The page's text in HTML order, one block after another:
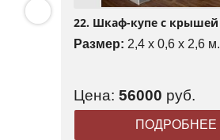
22. Шкаф-купе с крышей
Размер: 2,4 x 0,6 x 2,6 м.
Цена: 56000 руб.
ПОДРОБНЕЕ